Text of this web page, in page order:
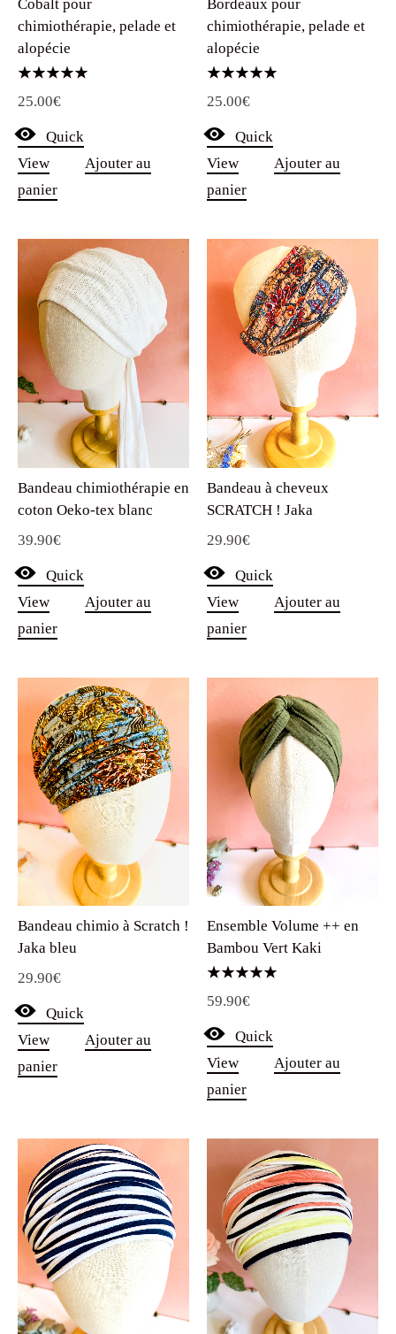
alopécie
5.00
25.00€
Quick
View
panier
alopécie
5.00
25.00€
Quick
View
panier
Bandeau chimiothérapie en
coton Oeko-tex blanc
39.90 €
Quick
View
panier
Bandeau à cheveux
SCRATCH ! Jaka
29.90€
Quick
View
panier
Bandeau chimio à Scratch !
Jaka bleu
29.90€
Quick
View
panier
Ensemble Volume ++ en
Bambou Vert Kaki
5.00
59.90€
Quick
View
panier